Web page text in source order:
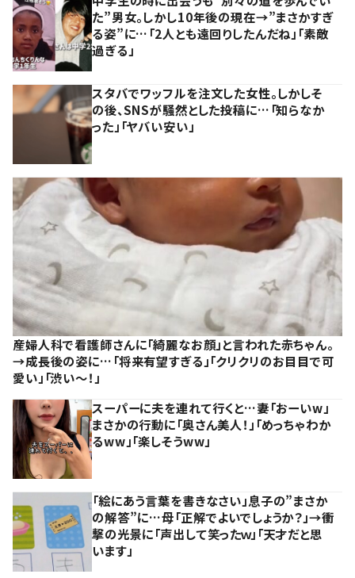
た”男女。しかし10年後の現在→”まさかすぎ
る姿”に…「2人とも遠回りしたんだね」「素敵
過ぎる」
スタバでワッフルを注文した女性。しかしそ
の後、SNSが騒然とした投稿に…「知らなか
った」「ヤバい安い」
産婦人科で看護師さんに「綺麗なお顔」と言われた赤ちゃん。
→成長後の姿に…「将来有望すぎる」「クリクリのお目目で可
愛い」「渋い～！」
スーパーに夫を連れて行くと…妻「おーいw」
まさかの行動に「奥さん美人！」「めっちゃわか
るww」「楽しそうww」
「絵にあう言葉を書きなさい」息子の”まさか
の解答”に…母「正解でよいでしょうか？」→衝
撃の光景に「声出して笑ったｗ」「天才だと思
います」